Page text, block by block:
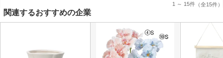
1 ～ 15件 （全15件）
関連するおすすめの企業